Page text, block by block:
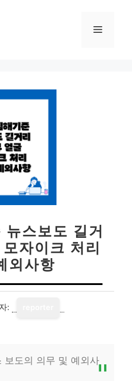
메
스보도 길거
자이크 처리
외사항
:
보도의 의무 및 예외사